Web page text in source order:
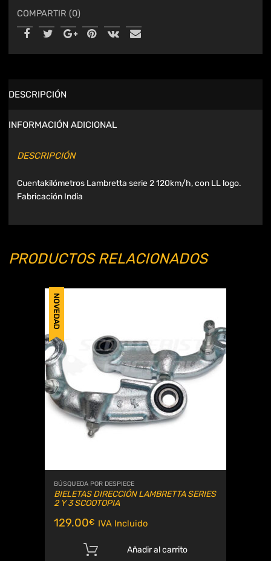
COMPARTIR (0)
DESCRIPCIÓN
INFORMACIÓN ADICIONAL
DESCRIPCIÓN
Cuentakilómetros Lambretta serie 2 120km/h, con LL logo.
Fabricación India
PRODUCTOS RELACIONADOS
NOVEDAD
BÚSQUEDA POR DESPIECE
BIELETAS DIRECCIÓN LAMBRETTA SERIES
2 Y 3 SCOOTOPIA
129.00€ IVA Incluido
Añadir al carrito